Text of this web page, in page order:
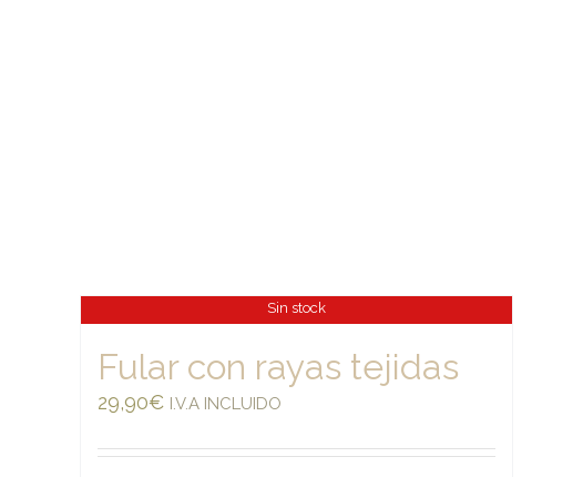
Sin stock
Fular con rayas tejidas
29,90€ I.V.A INCLUIDO